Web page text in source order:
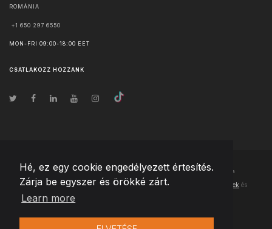
Hé, ez egy cookie engedélyezett értesítés.
Zárja be egyszer és örökké zárt.
Learn more
ROMÁNIA
+1 650 297 6550
MON-FRI 09:00-18:00 EET
CSATLAKOZZ HOZZÁNK
© Szerzői jog2026 Team Extension Hungary- Minden jog fenntartva
Changelog ● Ezen webhely használatával elfogadja Használati feltételek és